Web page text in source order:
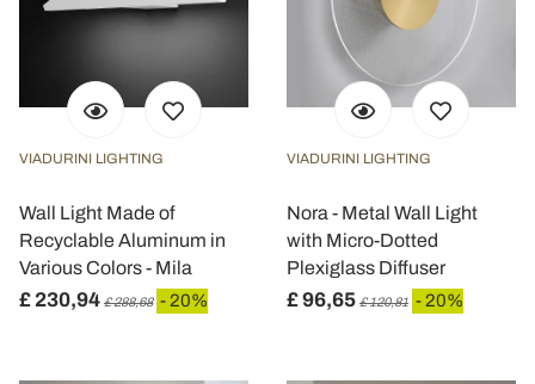
VIADURINI LIGHTING
Wall Light Made of
Recyclable Aluminum in
Various Colors - Mila
£ 230,94 £ 288,68 - 20%
VIADURINI LIGHTING
Nora - Metal Wall Light
with Micro-Dotted
Plexiglass Diffuser
£ 96,65 £ 120,81 - 20%